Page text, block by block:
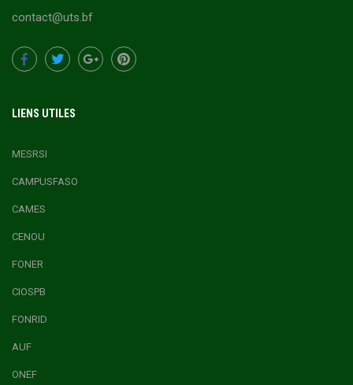
contact@uts.bf
LIENS UTILES
MESRSI
CAMPUSFASO
CAMES
CENOU
FONER
CIOSPB
FONRID
AUF
ONEF